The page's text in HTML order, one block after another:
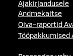
Ajakirjandusele
Andmekaitse
Oiva-raportid
Tööpakkumised